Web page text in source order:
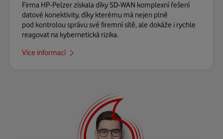
Firma HP-Pelzer získala díky SD-WAN komplexní řešení
datové konektivity, díky kterému má nejen plně
pod kontrolou správu své firemní sítě, ale dokáže i rychle
reagovat na kybernetická rizika.
Více informací